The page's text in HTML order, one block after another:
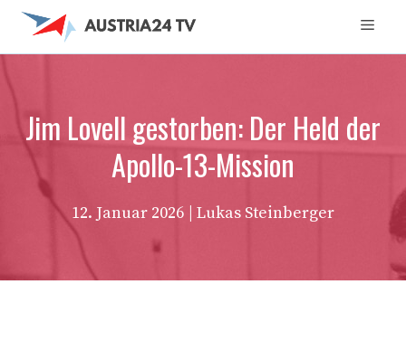
Zum
Inhalt
Jim Lovell gestorben: Der Held der
Apollo-13-Mission
12. Januar 2026 | Lukas Steinberger